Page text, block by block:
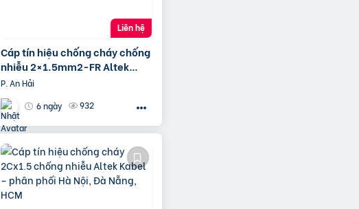
Cáp tín hiệu chống cháy chống
nhiễu 2×1.5mm2-FR Altek
Kabel
P. An Hải
6 ngày
932
Liên hệ